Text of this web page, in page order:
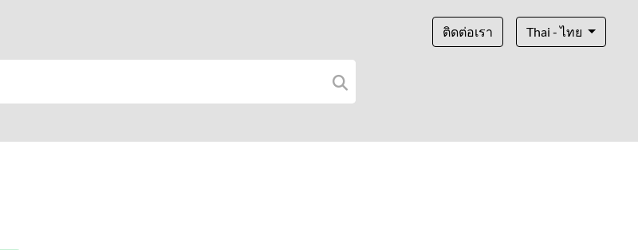
ติดต่อเรา Thai - ไทย